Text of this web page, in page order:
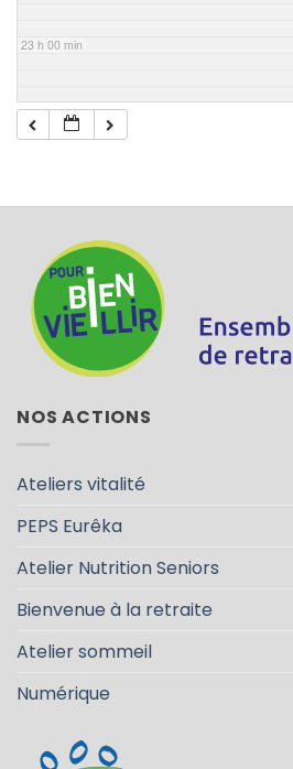
23 h 00 min
NOS ACTIONS
Ateliers vitalité
PEPS Eurêka
Atelier Nutrition Seniors
Bienvenue à la retraite
Atelier sommeil
Numérique